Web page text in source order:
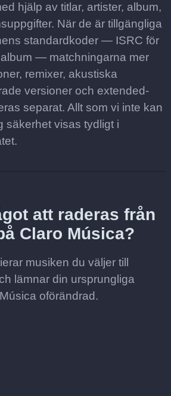
hjälp av titlar, artister, album,
När de är tillgängliga
standardkoder — ISRC för
album — matchningarna mer
remixer, akustiska
versioner och extended-
separat. Allt som vi inte kan
säkerhet visas tydligt i
att raderas från
Claro Música?
musiken du väljer till
lämnar din ursprungliga
oförändrad.